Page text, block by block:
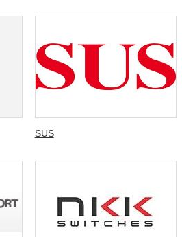
SUS